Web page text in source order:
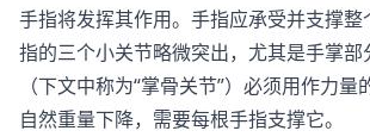
手指将发挥其作用。手指应承受并支撑
指的三个小关节略微突出，尤其是手掌
（下文中称为“掌骨关节”）必须用作力
自然重量下降，需要每根手指支撑它。